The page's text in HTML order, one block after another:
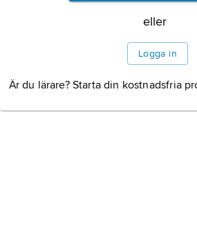
eller
Logga in
Är du lärare? Starta din kostnadsfria